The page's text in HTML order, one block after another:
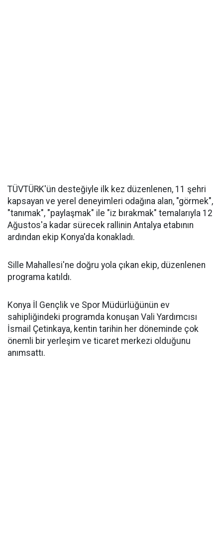
TÜVTÜRK'ün desteğiyle ilk kez düzenlenen, 11 şehri
kapsayan ve yerel deneyimleri odağına alan, "görmek",
"tanımak", "paylaşmak" ile "iz bırakmak" temalarıyla 12
Ağustos'a kadar sürecek rallinin Antalya etabının
ardından ekip Konya'da konakladı.
Sille Mahallesi'ne doğru yola çıkan ekip, düzenlenen
programa katıldı.
Konya İl Gençlik ve Spor Müdürlüğünün ev
sahipliğindeki programda konuşan Vali Yardımcısı
İsmail Çetinkaya, kentin tarihin her döneminde çok
önemli bir yerleşim ve ticaret merkezi olduğunu
anımsattı.